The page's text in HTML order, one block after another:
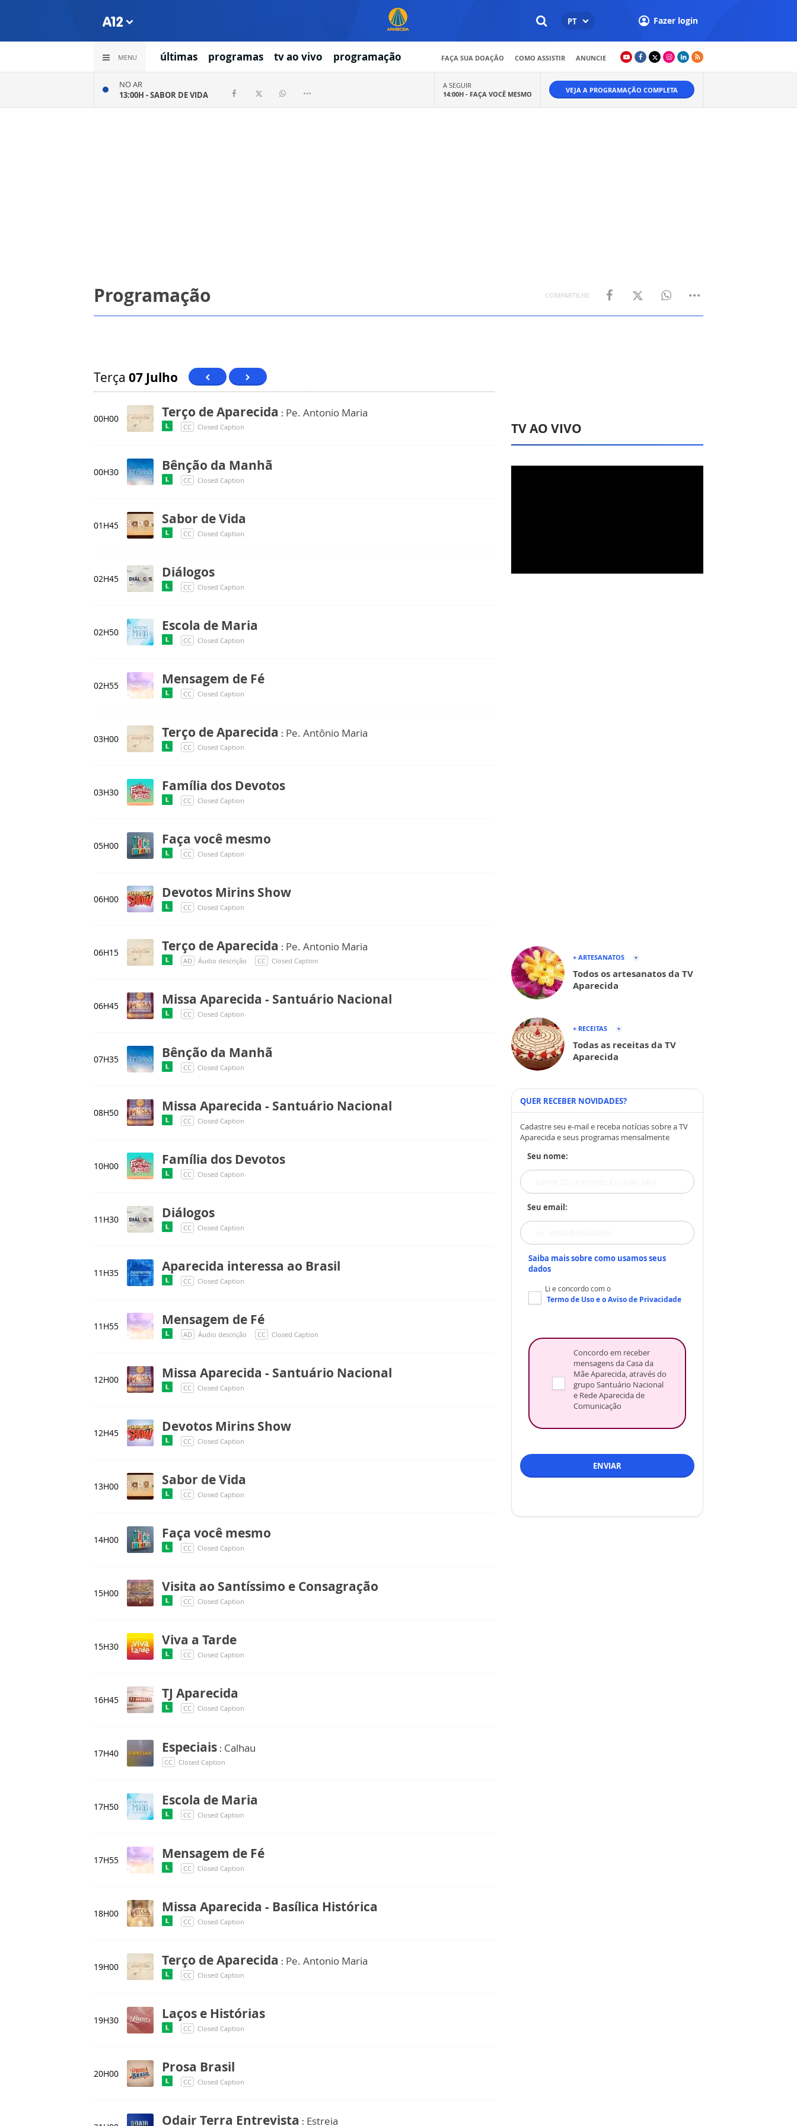
PT Fazer login
MENU últimas programas tv ao vivo programação FAÇA SUA DOAÇÃO COMO ASSISTIR ANUNCIE
NO AR
13:00H -SABOR DE VIDA
A SEGUIR
14:00H - FAÇA VOCÊ MESMO VEJA A PROGRAMAÇÃO COMPLETA
Programação COMPARTILHE
Terça 07 Julho
00H00 Terço de Aparecida : Pe. Antonio Maria
CC Closed Caption
00H30 Bênção da Manhã
CC Closed Caption
01H45 Sabor de Vida
CC Closed Caption
02H45 Diálogos
CC Closed Caption
02H50 Escola de Maria
CC Closed Caption
02H55 Mensagem de Fé
CC Closed Caption
03H00 Terço de Aparecida : Pe. Antônio Maria
CC Closed Caption
03H30 Família dos Devotos
CC Closed Caption
05H00 Faça você mesmo
CC Closed Caption
06H00 Devotos Mirins Show
CC Closed Caption
06H15 Terço de Aparecida : Pe. Antonio Maria
AD Áudio descrição CC Closed Caption
06H45 Missa Aparecida - Santuário Nacional
CC Closed Caption
07H35 Bênção da Manhã
CC Closed Caption
08H50 Missa Aparecida - Santuário Nacional
CC Closed Caption
10H00 Família dos Devotos
CC Closed Caption
11H30 Diálogos
CC Closed Caption
11H35 Aparecida interessa ao Brasil
CC Closed Caption
11H55 Mensagem de Fé
AD Áudio descrição CC Closed Caption
12H00 Missa Aparecida - Santuário Nacional
CC Closed Caption
12H45 Devotos Mirins Show
CC Closed Caption
13H00 Sabor de Vida
CC Closed Caption
14H00 Faça você mesmo
CC Closed Caption
15H00 Visita ao Santíssimo e Consagração
CC Closed Caption
15H30 Viva a Tarde
CC Closed Caption
16H45 TJ Aparecida
CC Closed Caption
17H40 Especiais : Calhau
CC Closed Caption
17H50 Escola de Maria
CC Closed Caption
17H55 Mensagem de Fé
CC Closed Caption
18H00 Missa Aparecida - Basílica Histórica
CC Closed Caption
19H00 Terço de Aparecida : Pe. Antonio Maria
CC Closed Caption
19H30 Laços e Histórias
CC Closed Caption
20H00 Prosa Brasil
CC Closed Caption
Odair Terra Entrevista : Estreia
TV AO VIVO
+ ARTESANATOS
Todos os artesanatos da TV
Aparecida
+ RECEITAS
Todas as receitas da TV
Aparecida
QUER RECEBER NOVIDADES?
Cadastre seu e-mail e receba notícias sobre a TV
Aparecida e seus programas mensalmente
Seu nome:
Seu email:
Saiba mais sobre como usamos seus
dados
Li e concordo com o
Termo de Usoe oAviso de Privacidade
Concordo em receber
mensagens da Casa da
Mãe Aparecida, através do
grupo Santuário Nacional
e Rede Aparecida de
Comunicação
ENVIAR